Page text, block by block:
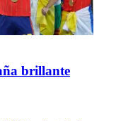
brillante